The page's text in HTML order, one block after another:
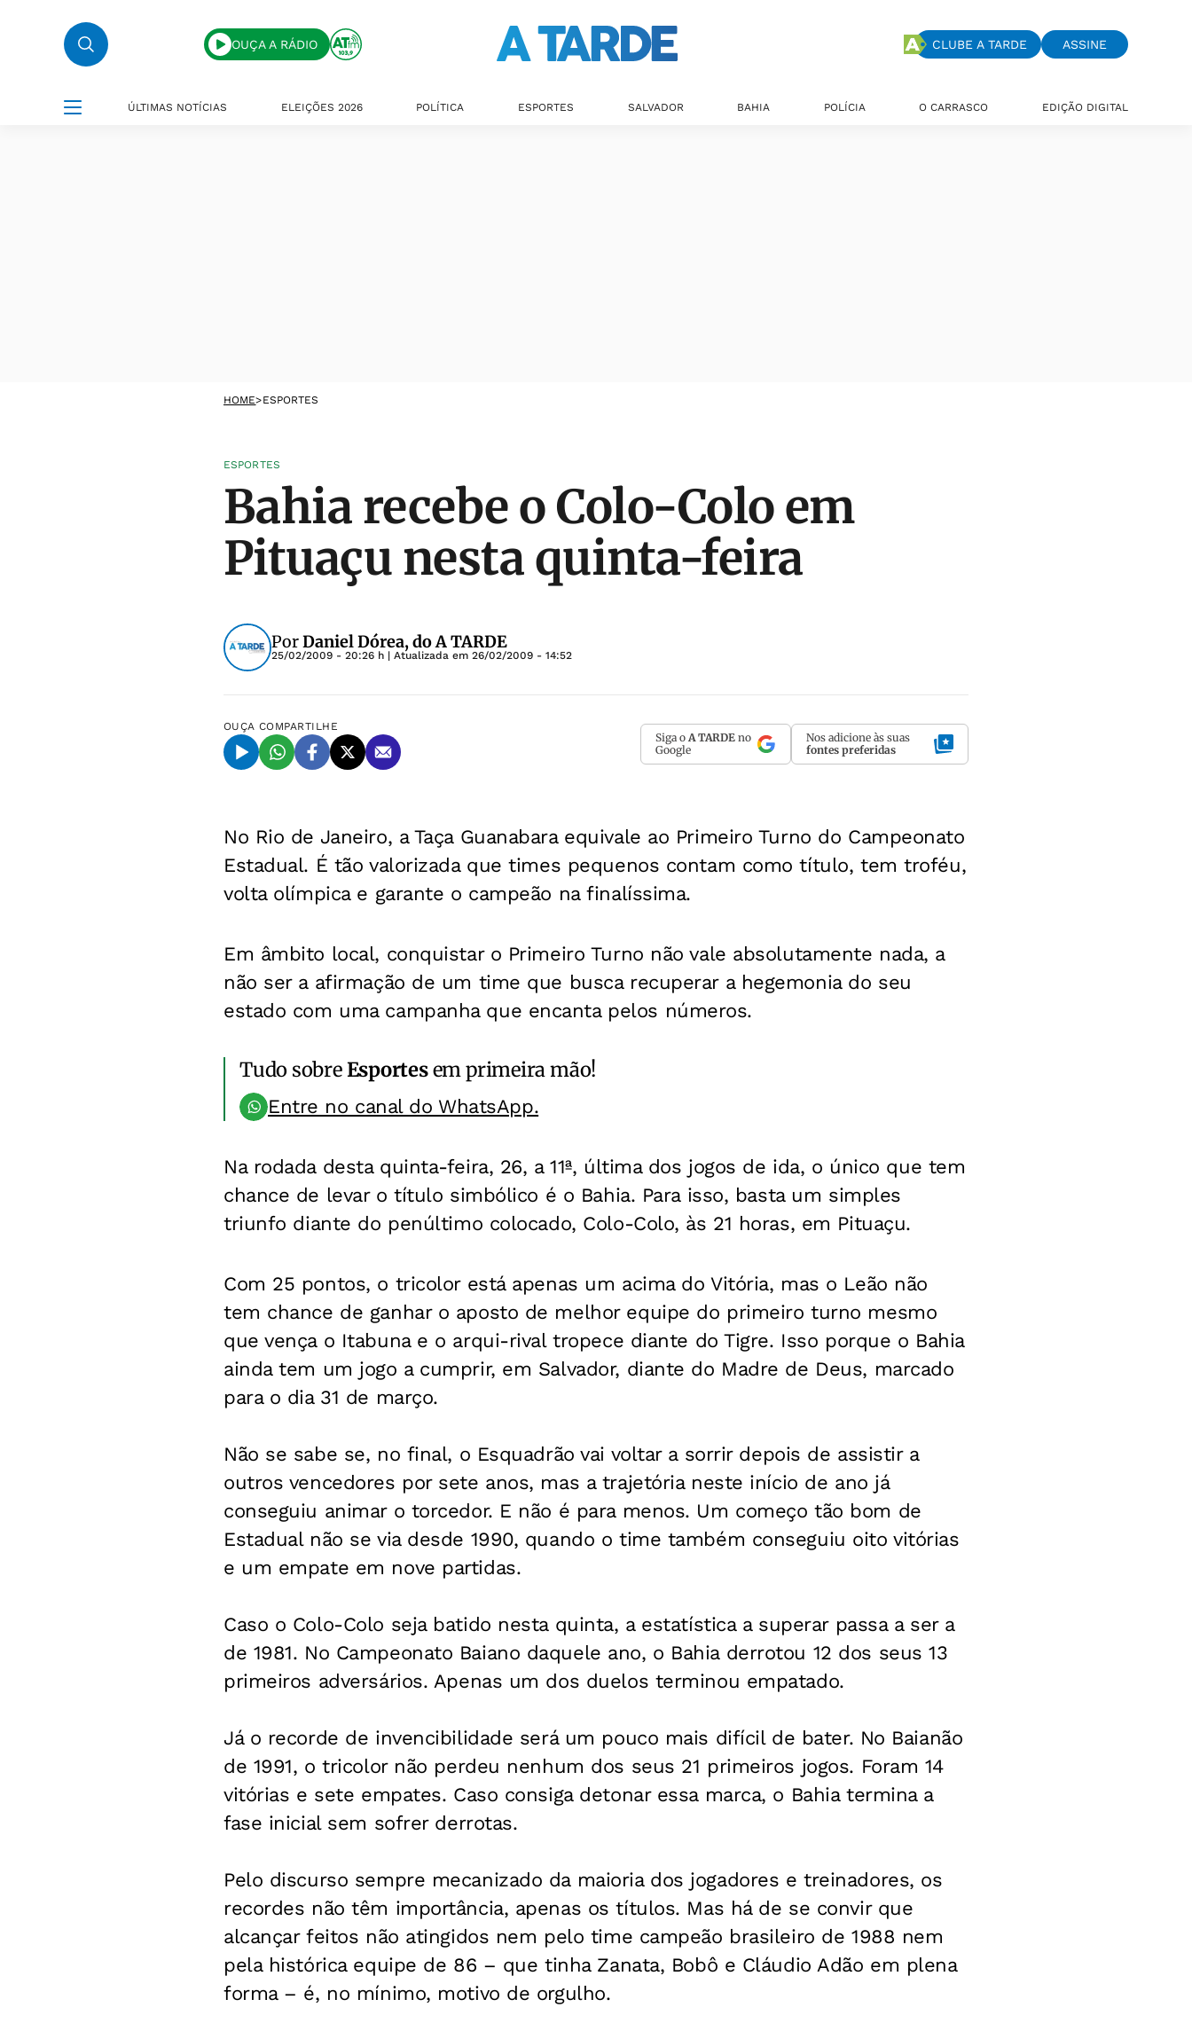
OUÇA A RÁDIO CLUBE A TARDE ASSINE
ÚLTIMAS NOTÍCIAS ELEIÇÕES 2026 POLÍTICA ESPORTES SALVADOR BAHIA POLÍCIA O CARRASCO EDIÇÃO DIGITAL
HOME>ESPORTES
ESPORTES
Bahia recebe o Colo-Colo em
Pituaçu nesta quinta-feira
PorDaniel Dórea, do A TARDE
25/02/2009 - 20:26 h | Atualizada em 26/02/2009 - 14:52
OUÇA COMPARTILHE
Siga o A TARDE no
Google
Nos adicione às suas
fontes preferidas
No Rio de Janeiro, a Taça Guanabara equivale ao Primeiro Turno do Campeonato
Estadual. É tão valorizada que times pequenos contam como título, tem troféu,
volta olímpica e garante o campeão na finalíssima.
Em âmbito local, conquistar o Primeiro Turno não vale absolutamente nada, a
não ser a afirmação de um time que busca recuperar a hegemonia do seu
estado com uma campanha que encanta pelos números.
Tudo sobreEsportesem primeira mão!
Entre no canal do WhatsApp.
Na rodada desta quinta-feira, 26, a 11ª, última dos jogos de ida, o único que tem
chance de levar o título simbólico é o Bahia. Para isso, basta um simples
triunfo diante do penúltimo colocado, Colo-Colo, às 21 horas, em Pituaçu.
Com 25 pontos, o tricolor está apenas um acima do Vitória, mas o Leão não
tem chance de ganhar o aposto de melhor equipe do primeiro turno mesmo
que vença o Itabuna e o arqui-rival tropece diante do Tigre. Isso porque o Bahia
ainda tem um jogo a cumprir, em Salvador, diante do Madre de Deus, marcado
para o dia 31 de março.
Não se sabe se, no final, o Esquadrão vai voltar a sorrir depois de assistir a
outros vencedores por sete anos, mas a trajetória neste início de ano já
conseguiu animar o torcedor. E não é para menos. Um começo tão bom de
Estadual não se via desde 1990, quando o time também conseguiu oito vitórias
e um empate em nove partidas.
Caso o Colo-Colo seja batido nesta quinta, a estatística a superar passa a ser a
de 1981. No Campeonato Baiano daquele ano, o Bahia derrotou 12 dos seus 13
primeiros adversários. Apenas um dos duelos terminou empatado.
Já o recorde de invencibilidade será um pouco mais difícil de bater. No Baianão
de 1991, o tricolor não perdeu nenhum dos seus 21 primeiros jogos. Foram 14
vitórias e sete empates. Caso consiga detonar essa marca, o Bahia termina a
fase inicial sem sofrer derrotas.
Pelo discurso sempre mecanizado da maioria dos jogadores e treinadores, os
recordes não têm importância, apenas os títulos. Mas há de se convir que
alcançar feitos não atingidos nem pelo time campeão brasileiro de 1988 nem
pela histórica equipe de 86 – que tinha Zanata, Bobô e Cláudio Adão em plena
forma – é, no mínimo, motivo de orgulho.